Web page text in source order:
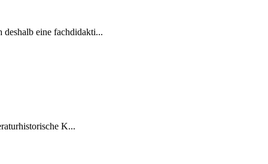
eine fachdidakti...
K...